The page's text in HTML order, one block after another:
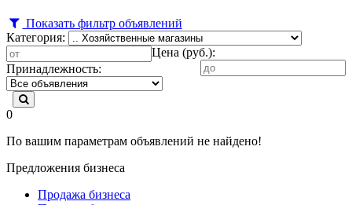
Показать фильтр объявлений
Категория:
Цена (руб.):
Принадлежность:
0
По вашим параметрам объявлений не найдено!
Предложения бизнеса
Продажа бизнеса